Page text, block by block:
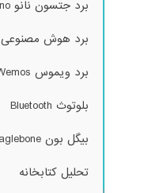
برد جتسون نانو Jetson Nano
برد هوش مصنوعی Sipeed
برد ویموس Wemos
بلوتوث Bluetooth
بیگل بون Beaglebone
تحلیل کتابخانه